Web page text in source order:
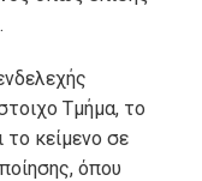
Τμήμα, το
το κείμενο σε
όπου